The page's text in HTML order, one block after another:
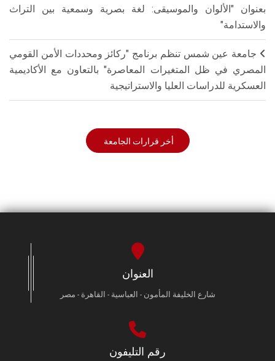
بعنوان "الألوان والموسيقى: لغة بصرية وسمعية بين التراث
والاستدامة"
جامعة عين شمس تنظم برنامج "ركائز ومحددات الأمن القومي
المصري في ظل المتغيرات المعاصرة" بالتعاون مع الأكاديمية
العسكرية للدراسات العليا والاستراتيجية
أخر قرارات الجامعة
العنوان
شارع الخليفة المأمون - العباسية - القاهرة - مصر
رقم التليفون